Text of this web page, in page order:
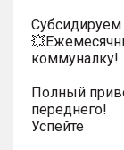
Субсидируем
коммуналку!
Полный
переднего!
Успейте